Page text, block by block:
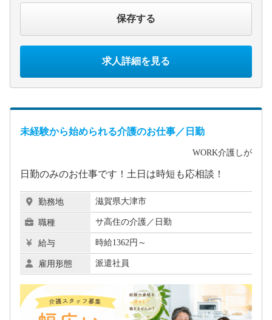
保存する
求人詳細を見る
未経験から始められる介護のお仕事／日勤
WORK介護しが
日勤のみのお仕事です！土日は時短も応相談！
勤務地 滋賀県大津市
職種 サ高住の介護／日勤
給与 時給1362円～
雇用形態 派遣社員